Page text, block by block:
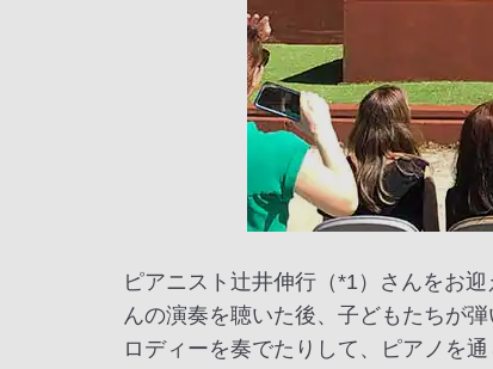
ピアニスト辻󠄀井伸行（*1）さんをお
んの演奏を聴いた後、子どもたちが
ロディーを奏でたりして、ピアノを